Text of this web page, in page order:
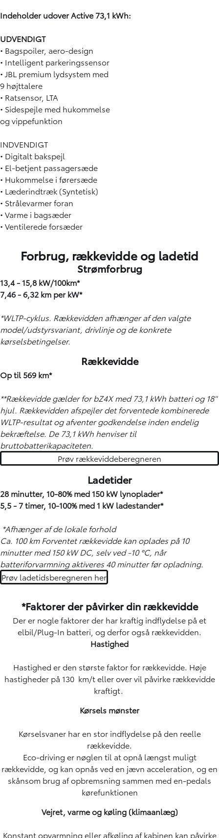
Indeholder udover Active 73,1 kWh:
UDVENDIGT
• Bagspoiler, aero-design
• Intelligent parkeringssensor
• JBL premium lydsystem med
9 højttalere
• Ratsensor, LTA
• Sidespejle med hukommelse
og vippefunktion
INDVENDIGT
• Digitalt bakspejl
• El-betjent passagersæde
• Hukommelse i førersæde
• Læderindtræk (Syntetisk)
• Strålevarmer foran
• Varme i bagsæder
• Ventilerede forsæder
Forbrug, rækkevidde og ladetid
Strømforbrug
13,4 - 15,8 kW/100km*
7,46 - 6,32 km per kW*
*WLTP-cyklus. Rækkevidden afhænger af den valgte
model/udstyrsvariant, drivlinje og de konkrete
kørselsbetingelser.
Rækkevidde
Op til 569 km*
**Rækkevidde gælder for bZ4X med 73,1 kWh batteri og 18''
hjul. Rækkevidden afspejler det forventede kombinerede
WLTP-resultat og afventer godkendelse inden endelig
bekræftelse. De 73,1 kWh henviser til
bruttobatterikapaciteten.
Prøv rækkeviddeberegneren
Ladetider
28 minutter, 10-80% med 150 kW lynoplader*
5,5 - 7 timer, 10-100% med 1 kW ladestander*
*Afhænger af de lokale forhold
Ca. 100 km Forventet rækkevidde kan oplades på 10
minutter med 150 kW DC, selv ved -10 °C, når
batteriforvarmning aktiveres 40 minutter før opladning.
Prøv ladetidsberegneren her
*Faktorer der påvirker din rækkevidde
Der er nogle faktorer der har kraftig indflydelse på et
elbil/Plug-In batteri, og derfor også rækkevidden.
Hastighed
Hastighed er den største faktor for rækkevidde. Høje
hastigheder på 130 km/t eller over vil påvirke rækkevidde
kraftigt.
Kørsels mønster
Kørselsvaner har en stor indflydelse på den reelle
rækkevidde.
Eco-driving er nøglen til at opnå længst muligt
rækkevidde, og kan opnås ved en jævn acceleration, og en
skånsom brug af opbremsning sammen med en-pedals
kørefunktionen
Vejret, varme og køling (klimaanlæg)
Konstant opvarmning eller afkøling af kabinen kan påvirke